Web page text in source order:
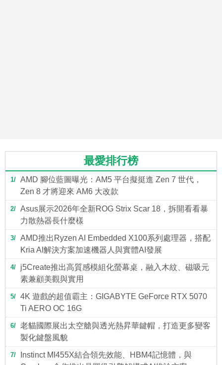
最愛排行榜
1
AMD 腳位藍圖曝光：AM5 平台擬挺進 Zen 7 世代，
Zen 8 才將迎來 AM6 大改款
2
Asus展示2026年全新ROG Strix Scar 18，拆開看看暴
力散熱器長什麼樣
3
AMD推出Ryzen AI Embedded X100系列處理器，搭配
Kria AI解決方案加速機器人與實體AI發展
4
j5Create推出高質感模組化螢幕桌，融入木紋、磁吸元
素兼顧美觀與實用
5
4K 遊戲的超值霸主：GIGABYTE GeForce RTX 5070
Ti AERO OC 16G
6
老貓國際展出太空艙與透光熱昇華鍵帽，打造更多變客
製化鍵盤風貌
7
Instinct MI455X結合領先效能、HBM4記憶體，與